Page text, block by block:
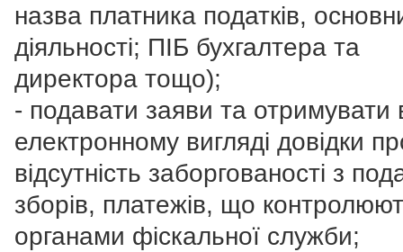
назва платника податків,
діяльності; ПІБ бухгалтера та
директора тощо);
- подавати заяви та отримувати
електронному вигляді довідки
відсутність заборгованості з
зборів, платежів, що
органами фіскальної служби;